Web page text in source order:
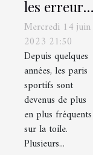
les erreurs
à éviter
dans les
Paris
sportifs ?
Mercredi 14 juin
2023 21:50
Depuis quelques
années, les paris
sportifs sont
devenus de plus
en plus fréquents
sur la toile.
Plusieurs...